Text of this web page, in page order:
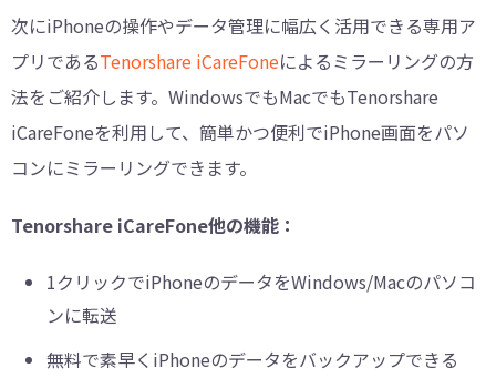
次にiPhoneの操作やデータ管理に幅広く活用できる専用ア
プリであるTenorshare iCareFoneによるミラーリングの方
法をご紹介します。WindowsでもMacでもTenorshare
iCareFoneを利用して、簡単かつ便利でiPhone画面をパソ
コンにミラーリングできます。
Tenorshare iCareFone他の機能：
1クリックでiPhoneのデータをWindows/Macのパソコ
ンに転送
無料で素早くiPhoneのデータをバックアップできる